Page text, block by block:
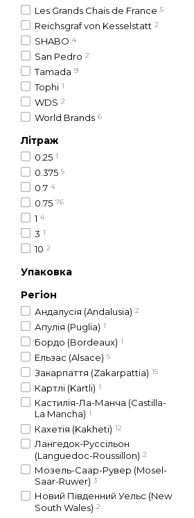
Les Grands Chais de France 5
Reichsgraf von Kesselstatt 2
SHABO 4
San Pedro 2
Tamada 9
Tophi 1
WDS 2
World Brands 6
Літраж
0.25 1
0.375 5
0.7 4
0.75 76
1 4
3 1
10 2
Упаковка
Регіон
Андалусія (Andalusia) 2
Апулія (Puglia) 1
Бордо (Bordeaux) 1
Ельзас (Alsace) 5
Закарпаття (Zakarpattia) 15
Картлі (Kartli) 1
Кастилія-Ла-Манча (Castilla-
La Mancha) 1
Кахетія (Kakheti) 12
Лангедок-Русcільон
(Languedoc-Roussillon) 2
Мозель-Саар-Рувер (Mosel-
Saar-Ruwer) 3
Новий Південний Уельс (New
South Wales) 2